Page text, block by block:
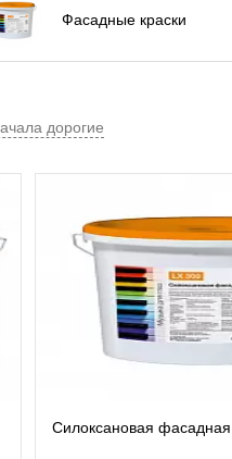
Фасадные краски
дорогие
Силоксановая фасадная